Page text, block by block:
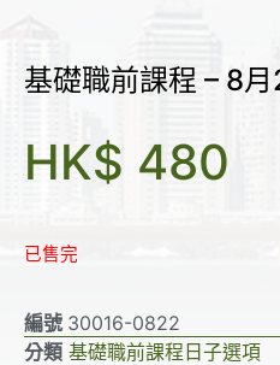
基礎職前課程 – 8
HK$ 480
已售完
編號 30016-0822
分類 基礎職前課程日子選項